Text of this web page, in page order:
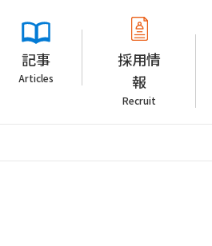
記事
Articles
採用情
報
Recruit